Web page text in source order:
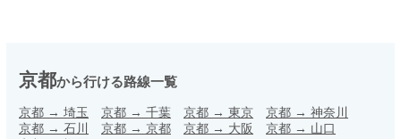
京都から行ける路線一覧
京都 → 埼玉 京都 → 千葉 京都 → 東京 京都 → 神奈川
京都 → 石川 京都 → 京都 京都 → 大阪 京都 → 山口